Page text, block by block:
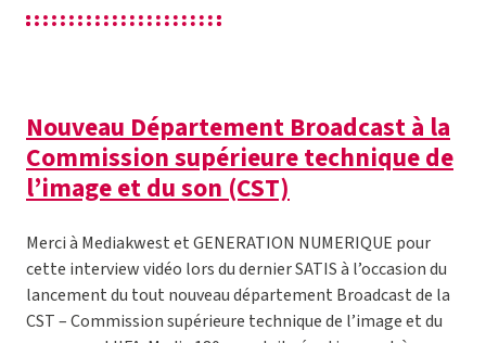
Nouveau Département Broadcast à la
Commission supérieure technique de
l’image et du son (CST)
Merci à Mediakwest et GENERATION NUMERIQUE pour
cette interview vidéo lors du dernier SATIS à l’occasion du
lancement du tout nouveau département Broadcast de la
CST – Commission supérieure technique de l’image et du